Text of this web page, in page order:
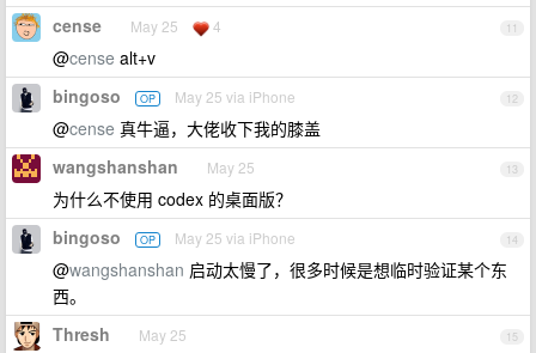
11
cense May 25 4
@cense alt+v
12
bingoso OP May 25 via iPhone
@cense 真牛逼，大佬收下我的膝盖
13
wangshanshan May 25
为什么不使用 codex 的桌面版？
14
bingoso OP May 25 via iPhone
@wangshanshan 启动太慢了，很多时候是想临时验证某个东
西。
15
Thresh May 25